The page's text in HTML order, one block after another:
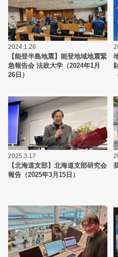
2024.1.26
【能登半島地震】能登地域地震緊
急報告会 法政大学（2024年1月
26日）
2025.3.17
【北海道支部】北海道支部研究会
報告（2025年3月15日）